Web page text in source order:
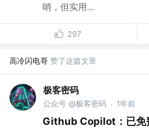
哨，但实用...
297
高冷闪电哥 赞了这篇文章
极客密码
公众号 @极客密码 · 1年前
Github Copilot：已免